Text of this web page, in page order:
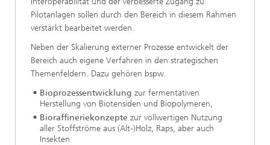
Pilotanlagen sollen durch den Bereich in diesem Rahmen
verstärkt bearbeitet werden.
Neben der Skalierung externer Prozesse entwickelt der
Bereich auch eigene Verfahren in den strategischen
Themenfeldern. Dazu gehören bspw.
Bioprozessentwicklung zur fermentativen
Herstellung von Biotensiden und Biopolymeren,
Bioraffineriekonzepte zur vollwertigen Nutzung
aller Stoffströme aus (Alt-)Holz, Raps, aber auch
Insekten